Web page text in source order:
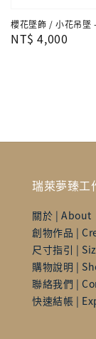
櫻花墜飾 / 小花吊墜
Regular
NT$ 4,000
瑞萊夢臻
關於 | About
創物作品 |
尺寸指引 |
購物說明 |
聯絡我們 |
快速結帳 |